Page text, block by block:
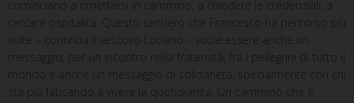
cominciano a rimettersi in cammino, a chiedere le credenziali, a
cercare ospitalità. Questo sentiero che Francesco ha percorso più
volte – continua il vescovo Luciano – vuole essere anche un
messaggio, per un incontro nella fraternità, fra i pellegrini di tutto il
mondo e anche un messaggio di solidarietà, specialmente con chi
sta più faticando a vivere la quotidianità. Un cammino che è